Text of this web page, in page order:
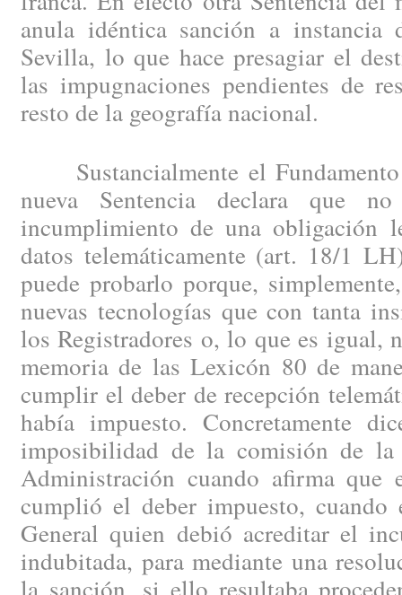
anula idéntica sanción a instancia
Sevilla, lo que hace presagiar el
las impugnaciones pendientes de
resto de la geografía nacional.
Sustancialmente el Fundamento
nueva Sentencia declara que
incumplimiento de una obligación
datos telemáticamente (art. 18/1
puede probarlo porque,
nuevas tecnologías que con tanta
los Registradores o, lo que es igual,
memoria de las Lexicón 80 de
cumplir el deber de recepción
había impuesto. Concretamente
imposibilidad de la comisión de
Administración cuando afirma
cumplió el deber impuesto,
General quien debió acreditar el
indubitada, para mediante una
la sanción, si ello resultaba